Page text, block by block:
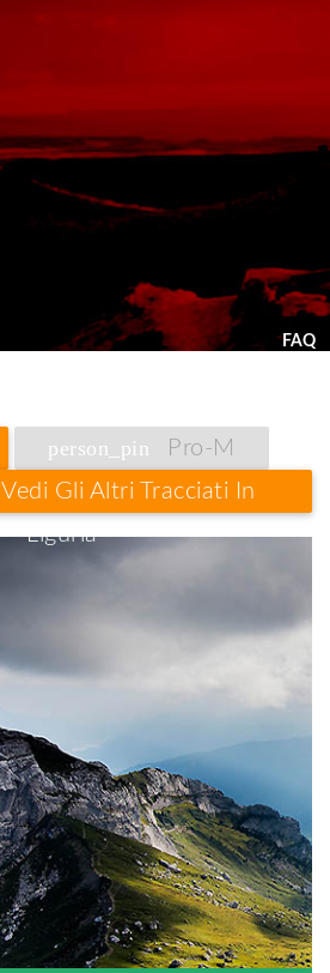
FAQ
person_pin
Pro-M
Vedi Gli Altri Tracciati In
Liguria